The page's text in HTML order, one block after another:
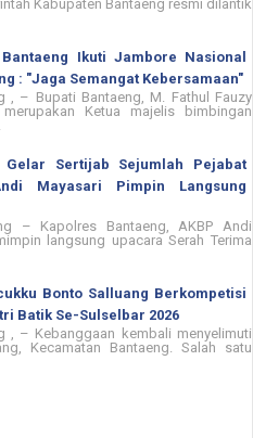
Kabupaten Bantaeng resmi dilantik
Ikuti Jambore Nasional
: "Jaga Semangat Kebersamaan"
, – Bupati Bantaeng, M. Fathul Fauzy
Ketua majelis bimbingan
Gelar Sertijab Sejumlah Pejabat
Mayasari Pimpin Langsung
– Kapolres Bantaeng, AKBP Andi
langsung upacara Serah Terima
Bonto Salluang Berkompetisi
Batik Se-Sulselbar 2026
, – Kebanggaan kembali menyelimuti
Kecamatan Bantaeng. Salah satu